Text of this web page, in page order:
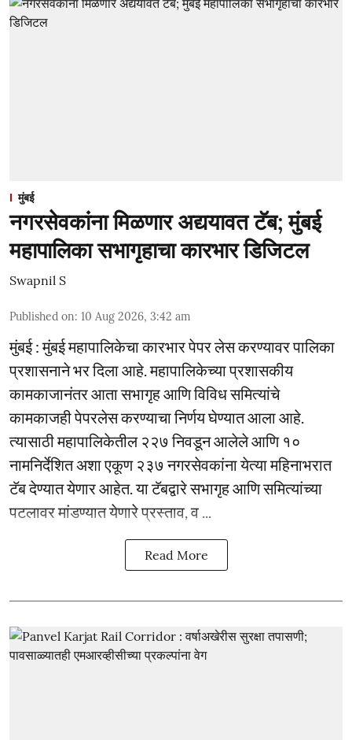
मुंबई
नगरसेवकांना मिळणार अद्ययावत टॅब; मुंबई
महापालिका सभागृहाचा कारभार डिजिटल
Swapnil S
Published on: 10 Aug 2026, 3:42 am
मुंबई : मुंबई महापालिकेचा कारभार पेपर लेस करण्यावर पालिका
प्रशासनाने भर दिला आहे. महापालिकेच्या प्रशासकीय
कामकाजानंतर आता सभागृह आणि विविध समित्यांचे
कामकाजही पेपरलेस करण्याचा निर्णय घेण्यात आला आहे.
त्यासाठी महापालिकेतील २२७ निवडून आलेले आणि १०
नामनिर्देशित अशा एकूण २३७ नगरसेवकांना येत्या महिनाभरात
टॅब देण्यात येणार आहेत. या टॅबद्वारे सभागृह आणि समित्यांच्या
पटलावर मांडण्यात येणारे प्रस्ताव, व ...
Read More